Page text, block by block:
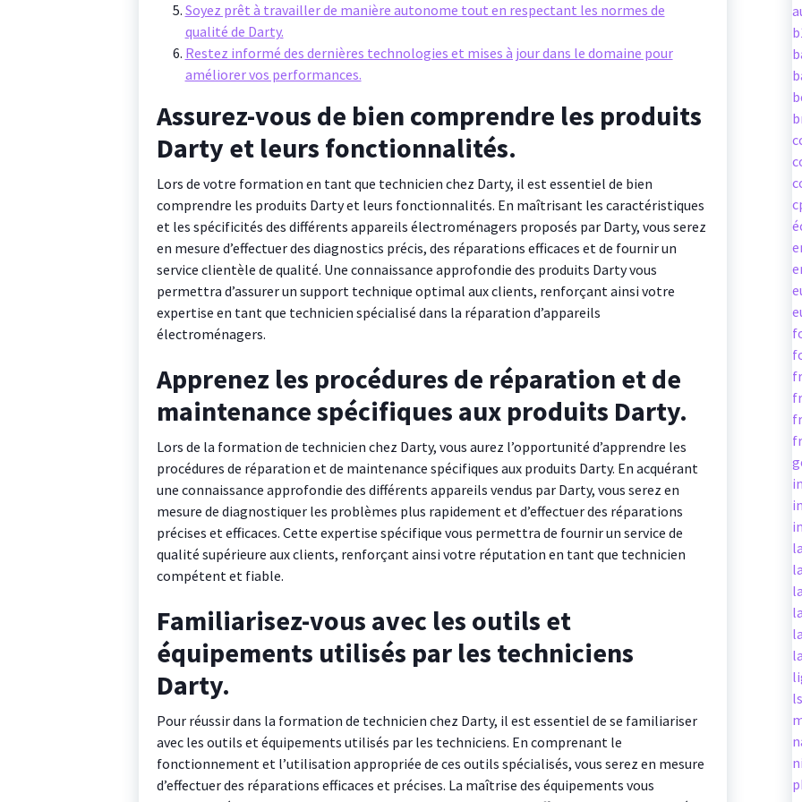
Soyez prêt à travailler de manière autonome tout en respectant les normes de
qualité de Darty.
Restez informé des dernières technologies et mises à jour dans le domaine pour
améliorer vos performances.
Assurez-vous de bien comprendre les produits
Darty et leurs fonctionnalités.
Lors de votre formation en tant que technicien chez Darty, il est essentiel de bien
comprendre les produits Darty et leurs fonctionnalités. En maîtrisant les caractéristiques
et les spécificités des différents appareils électroménagers proposés par Darty, vous serez
en mesure d’effectuer des diagnostics précis, des réparations efficaces et de fournir un
service clientèle de qualité. Une connaissance approfondie des produits Darty vous
permettra d’assurer un support technique optimal aux clients, renforçant ainsi votre
expertise en tant que technicien spécialisé dans la réparation d’appareils
électroménagers.
Apprenez les procédures de réparation et de
maintenance spécifiques aux produits Darty.
Lors de la formation de technicien chez Darty, vous aurez l’opportunité d’apprendre les
procédures de réparation et de maintenance spécifiques aux produits Darty. En acquérant
une connaissance approfondie des différents appareils vendus par Darty, vous serez en
mesure de diagnostiquer les problèmes plus rapidement et d’effectuer des réparations
précises et efficaces. Cette expertise spécifique vous permettra de fournir un service de
qualité supérieure aux clients, renforçant ainsi votre réputation en tant que technicien
compétent et fiable.
Familiarisez-vous avec les outils et
équipements utilisés par les techniciens
Darty.
Pour réussir dans la formation de technicien chez Darty, il est essentiel de se familiariser
avec les outils et équipements utilisés par les techniciens. En comprenant le
fonctionnement et l’utilisation appropriée de ces outils spécialisés, vous serez en mesure
d’effectuer des réparations efficaces et précises. La maîtrise des équipements vous
fr